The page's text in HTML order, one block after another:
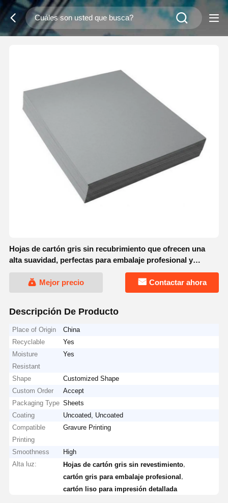
Hojas de cartón gris sin recubrimiento que ofrecen una
alta suavidad, perfectas para embalaje profesional y
proyectos de impresión detallados
Mejor precio
Contactar ahora
Descripción De Producto
Place of Origin
China
Recyclable
Yes
Moisture
Resistant
Yes
Shape
Customized Shape
Custom Order
Accept
Packaging Type Sheets
Coating
Uncoated, Uncoated
Compatible
Printing
Gravure Printing
Smoothness
High
Alta luz:
Hojas de cartón gris sin revestimiento
cartón gris para embalaje profesional
cartón liso para impresión detallada